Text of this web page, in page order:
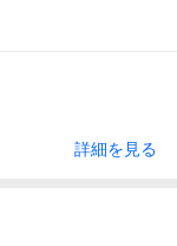
詳細を見る